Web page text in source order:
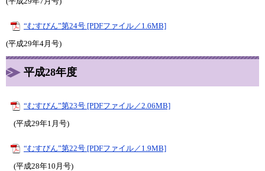
“むすびん”第24号 [PDFファイル／1.6MB]
(平成29年4月号)
平成28年度
“むすびん”第23号 [PDFファイル／2.06MB]
(平成29年1月号)
“むすびん”第22号 [PDFファイル／1.9MB]
(平成28年10月号)